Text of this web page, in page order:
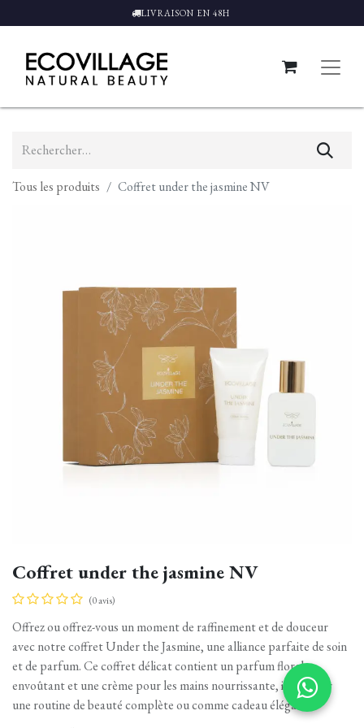
LIVRAISON EN 48H
Tous les produits Coffret under the jasmine NV
Coffret under the jasmine NV
(0 avis)
Offrez ou offrez-vous un moment de raffinement et de douceur
avec notre coffret Under the Jasmine, une alliance parfaite de soin
et de parfum. Ce coffret délicat contient un parfum floral
envoûtant et une crème pour les mains nourrissante, idéal pour
une routine de beauté complète ou comme cadeau élégant.